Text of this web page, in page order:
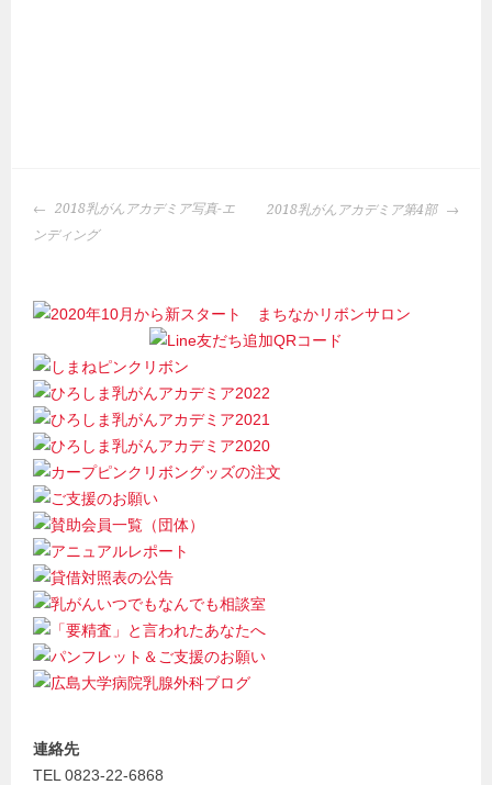
投
稿
ゲ
シ
ョ
ン
2018乳がんアカデミア写真-エ
ンディング
2018乳がんアカデミア第4部
連絡先
TEL 0823-22-6868